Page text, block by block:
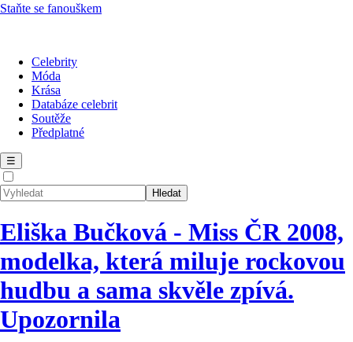
Staňte se fanouškem
Celebrity
Móda
Krása
Databáze celebrit
Soutěže
Předplatné
☰
Eliška Bučková - Miss ČR 2008,
modelka, která miluje rockovou
hudbu a sama skvěle zpívá.
Upozornila